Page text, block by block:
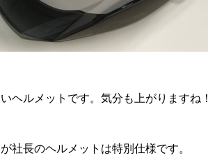
ヘルメットです。気分も上がりますね！
社長のヘルメットは特別仕様です。